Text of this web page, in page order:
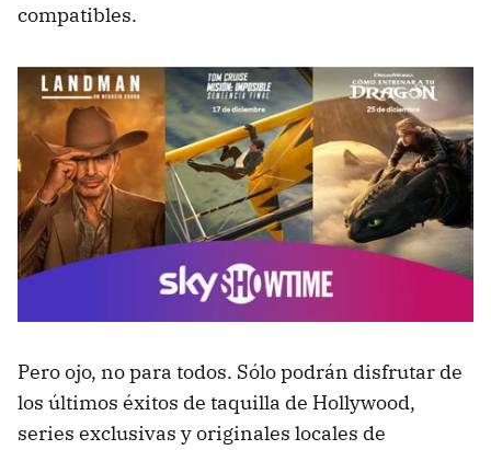
compatibles.
Pero ojo, no para todos. Sólo podrán disfrutar de
los últimos éxitos de taquilla de Hollywood,
series exclusivas y originales locales de